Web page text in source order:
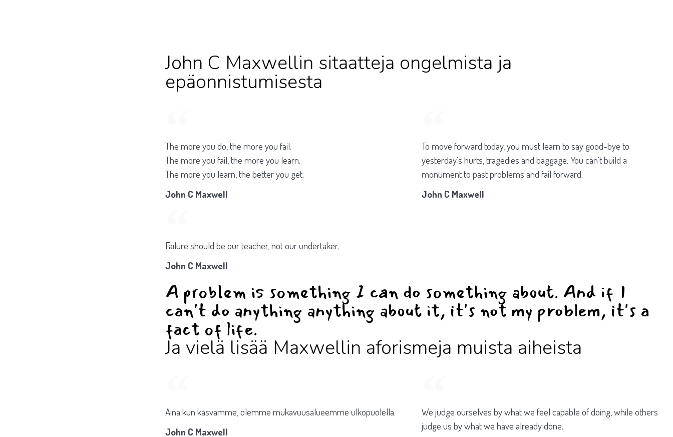
John C Maxwellin sitaatteja ongelmista ja
epäonnistumisesta
The more you do, the more you fail.
The more you fail, the more you learn.
The more you learn, the better you get.
John C Maxwell
Failure should be our teacher, not our undertaker.
John C Maxwell
To move forward today, you must learn to say good-bye to
yesterday's hurts, tragedies and baggage. You can't build a
monument to past problems and fail forward.
John C Maxwell
A problem is something I can do something about. And if I
can't do anything anything about it, it's not my problem, it's a
fact of life.
Ja vielä lisää Maxwellin aforismeja muista aiheista
Aina kun kasvamme, olemme mukavuusalueemme ulkopuolella.
John C Maxwell
We judge ourselves by what we feel capable of doing, while others
judge us by what we have already done.